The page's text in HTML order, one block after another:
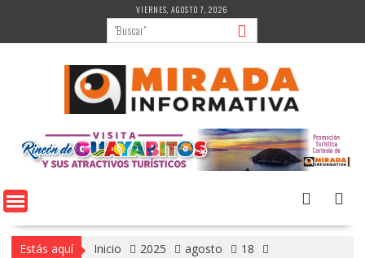
contenido
VIERNES, AGOSTO 7, 2026
Estás aquí Inicio 2025 agosto
18